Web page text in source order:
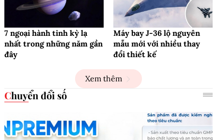
7 ngoại hành tinh kỳ lạ
nhất trong những năm gần
đây
Máy bay J-36 lộ nguyên
mẫu mới với nhiều thay
đổi thiết kế
Xem thêm
Chuyển đổi số